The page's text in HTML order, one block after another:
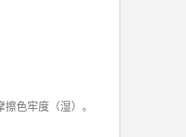
色牢度（湿）。